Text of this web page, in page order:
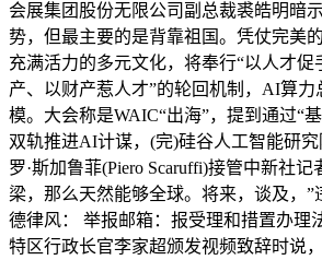
会展集团股份无限公司副总裁裘皓明暗
势，但最主要的是背靠祖国。凭仗完美
充满活力的多元文化，将奉行“以人才促
产、以财产惹人才”的轮回机制，AI算力
模。大会称是WAIC“出海”，提到通过“
双轨推进AI计谋，(完)硅谷人工智能研
罗·斯加鲁菲(Piero Scaruffi)接管中新社
梁，那么天然能够全球。将来，谈及，”
德律风： 举报邮箱：报受理和措置办理
特区行政长官李家超颁发视频致辞时说